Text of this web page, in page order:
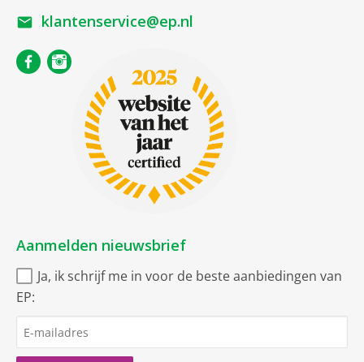
klantenservice@ep.nl
Aanmelden nieuwsbrief
Ja, ik schrijf me in voor de beste aanbiedingen van
EP: